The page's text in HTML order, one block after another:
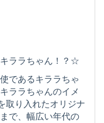
ララちゃん！？☆
であるキララちゃ
ララちゃんのイメ
取り入れたオリジナ
で、幅広い年代の